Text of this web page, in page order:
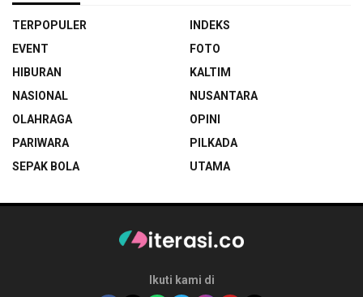
TERPOPULER
INDEKS
EVENT
FOTO
HIBURAN
KALTIM
NASIONAL
NUSANTARA
OLAHRAGA
OPINI
PARIWARA
PILKADA
SEPAK BOLA
UTAMA
Ikuti kami di